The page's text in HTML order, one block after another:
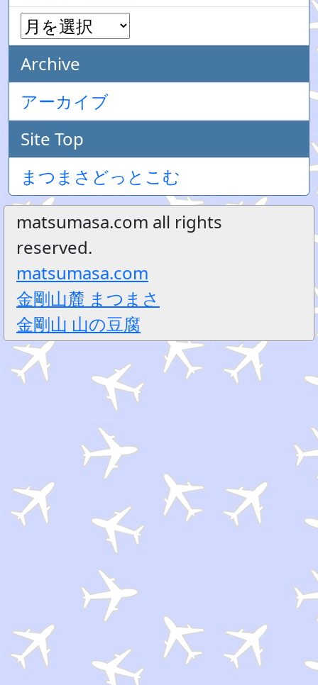
Archive
アーカイブ
Site Top
まつまさどっとこむ
matsumasa.com all rights
reserved.
matsumasa.com
金剛山麓 まつまさ
金剛山 山の豆腐